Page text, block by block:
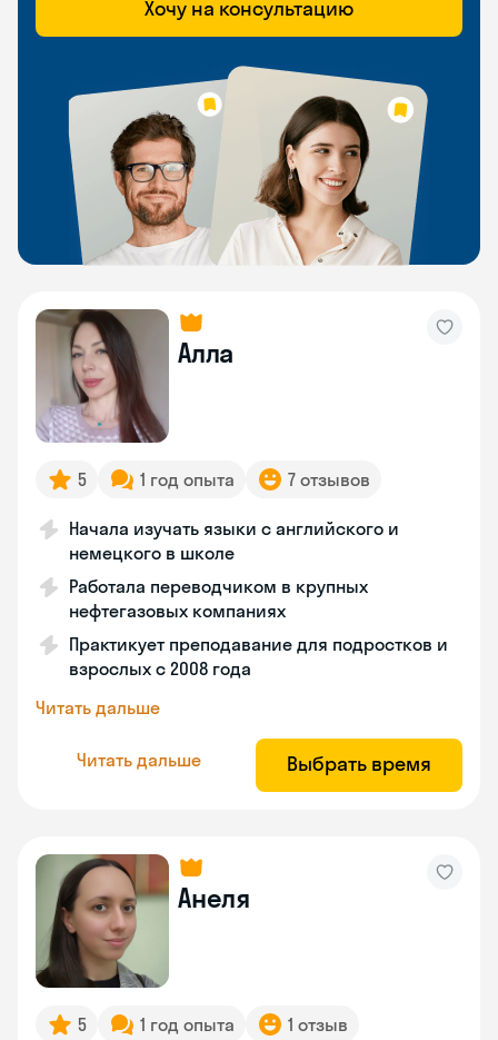
Хочу на консультацию
Алла
5 1 год опыта 7 отзывов
Начала изучать языки с английского и
немецкого в школе
Работала переводчиком в крупных
нефтегазовых компаниях
Практикует преподавание для подростков и
взрослых с 2008 года
Читать дальше
Читать дальше Выбрать время
Анеля
5 1 год опыта 1 отзыв